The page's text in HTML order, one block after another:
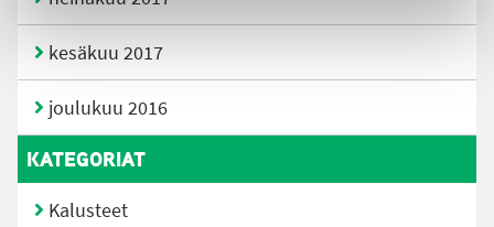
kesäkuu 2017
joulukuu 2016
KATEGORIAT
Kalusteet